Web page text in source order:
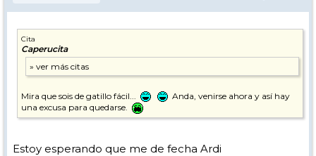
Cita
Caperucita
Mira que sois de gatillo fácil...
Anda, venirse ahora y así hay
una excusa para quedarse.
Estoy esperando que me de fecha Ardi